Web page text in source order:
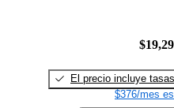
El precio incluye tasas
$376/mes